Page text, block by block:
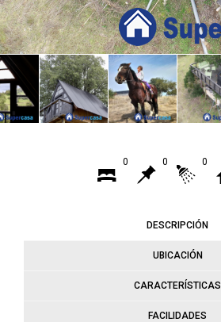
0 0 0
DESCRIPCIÓN
UBICACIÓN
CARACTERÍSTICAS
FACILIDADES